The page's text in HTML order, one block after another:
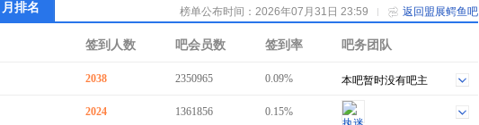
月排名 返回盟展鳄鱼吧
榜单公布时间：2026年07月31日 23:59
签到人数 吧会员数 签到率 吧务团队
2038 2350965 0.09% 本吧暂时没有吧主
2024 1361856 0.15%